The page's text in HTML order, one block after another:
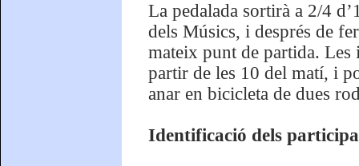
La pedalada sortirà a 2/4
dels Músics, i després de
mateix punt de partida. Les
partir de les 10 del matí, i
anar en bicicleta de dues
Identificació dels